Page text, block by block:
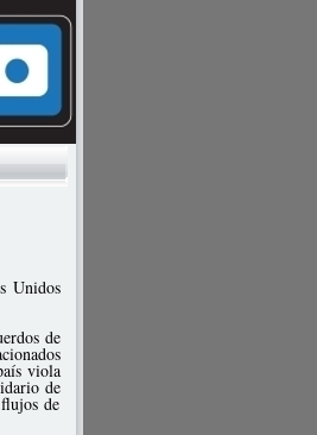
Unidos
de
viola
de
de